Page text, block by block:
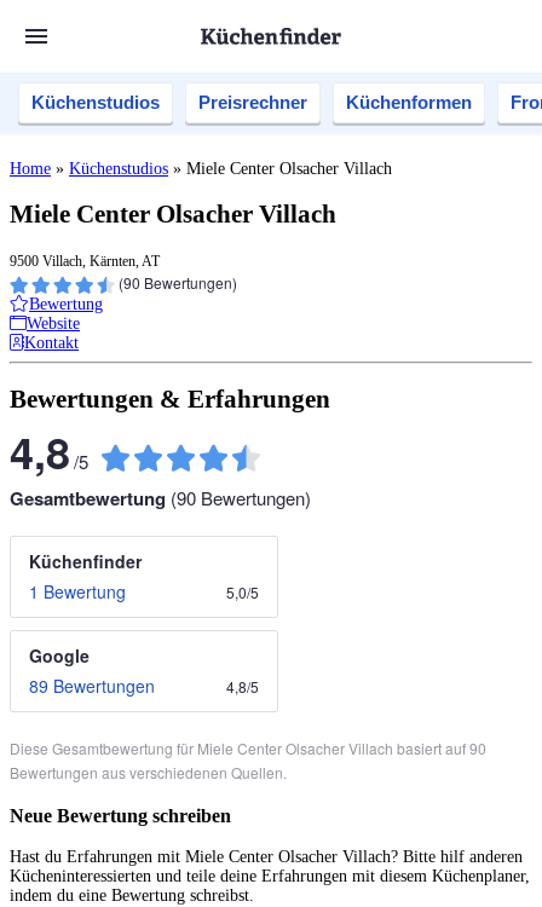
Küchenstudios Preisrechner Küchenformen
Home » Küchenstudios » Miele Center Olsacher Villach
Miele Center Olsacher Villach
9500 Villach, Kärnten, AT
(90 Bewertungen)
Bewertung
Website
Kontakt
Bewertungen & Erfahrungen
4,8/5
Gesamtbewertung (90 Bewertungen)
Küchenfinder
1 Bewertung
5,0/5
Google
89 Bewertungen
4,8/5
Diese Gesamtbewertung für Miele Center Olsacher Villach basiert auf 90
Bewertungen aus verschiedenen Quellen.
Neue Bewertung schreiben
Hast du Erfahrungen mit Miele Center Olsacher Villach? Bitte hilf anderen
Kücheninteressierten und teile deine Erfahrungen mit diesem Küchenplaner,
indem du eine Bewertung schreibst.